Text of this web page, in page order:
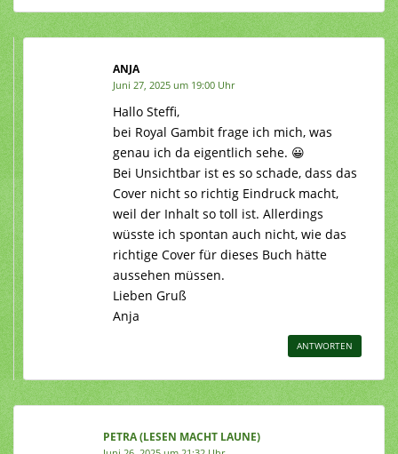
ANJA
Juni 27, 2025 um 19:00 Uhr
Hallo Steffi,
bei Royal Gambit frage ich mich, was
genau ich da eigentlich sehe. 😀
Bei Unsichtbar ist es so schade, dass das
Cover nicht so richtig Eindruck macht,
weil der Inhalt so toll ist. Allerdings
wüsste ich spontan auch nicht, wie das
richtige Cover für dieses Buch hätte
aussehen müssen.
Lieben Gruß
Anja
ANTWORTEN
PETRA (LESEN MACHT LAUNE)